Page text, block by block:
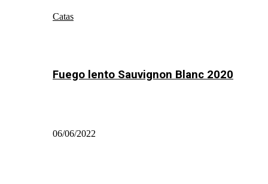
Catas
Fuego lento Sauvignon Blanc 2020
06/06/2022